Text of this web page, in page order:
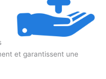
et garantissent une